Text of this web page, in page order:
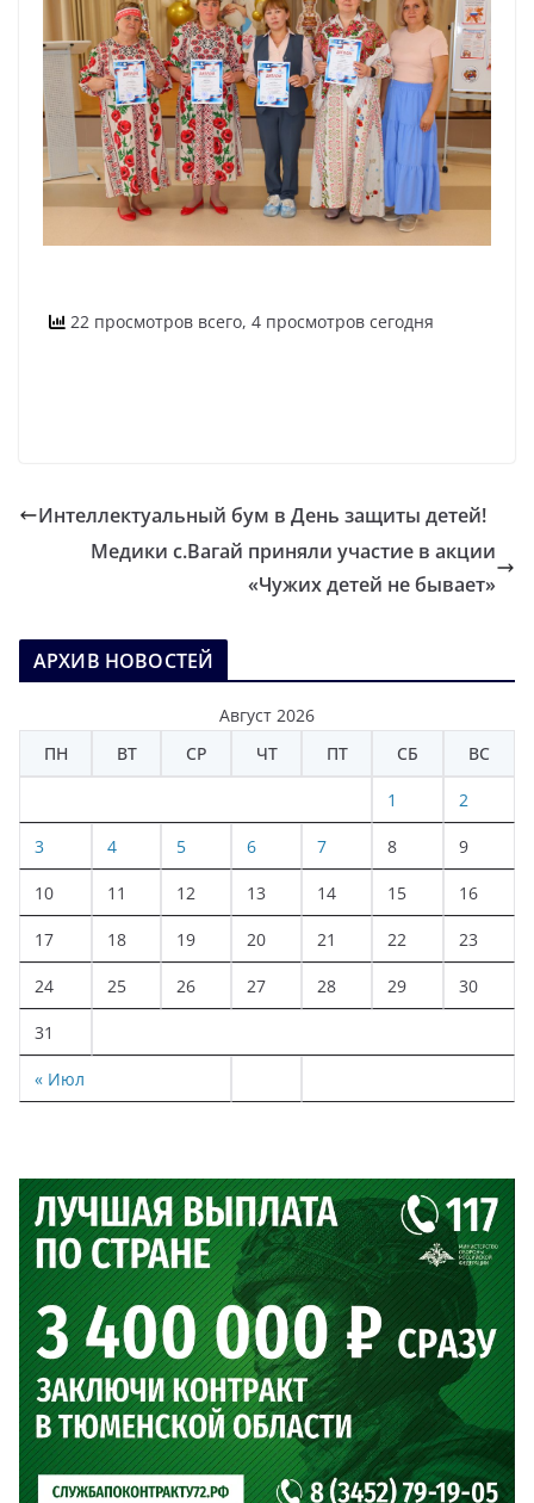
22 просмотров всего, 4 просмотров сегодня
Интеллектуальный бум в День защиты детей!
Медики с.Вагай приняли участие в акции
«Чужих детей не бывает»
АРХИВ НОВОСТЕЙ
Август 2026
ПН
ВТ СР ЧТ ПТ СБ ВС
« Июл
1 2
3 4 5 6 7 8 9
10 11 12 13 14 15 16
17 18 19 20 21 22 23
24 25 26 27 28 29 30
31